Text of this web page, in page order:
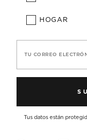
HOGAR
TU CORREO
Tus datos están